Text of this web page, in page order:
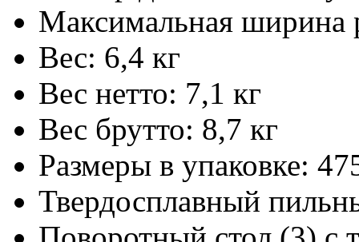
Максимальная ширина
Вес: 6,4 кг
Вес нетто: 7,1 кг
Вес брутто: 8,7 кг
Размеры в упаковке:
Твердосплавный